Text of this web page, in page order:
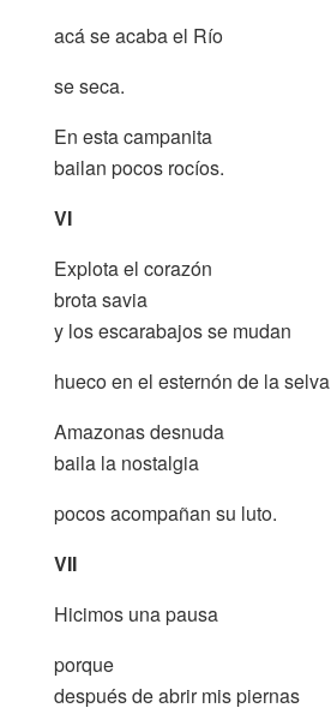
acá se acaba el Río
se seca.
En esta campanita
bailan pocos rocíos.
VI
Explota el corazón
brota savia
y los escarabajos se mudan
hueco en el esternón de la selva
Amazonas desnuda
baila la nostalgia
pocos acompañan su luto.
VII
Hicimos una pausa
porque
después de abrir mis piernas